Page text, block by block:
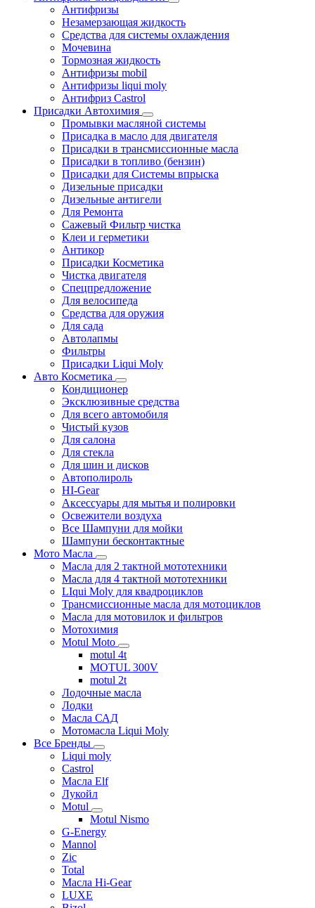
Антифризы
Незамерзающая жидкость
Средства для системы охлаждения
Мочевина
Тормозная жидкость
Антифризы mobil
Антифризы liqui moly
Антифриз Castrol
Присадки Автохимия
Промывки масляной системы
Присадка в масло для двигателя
Присадки в трансмиссионные масла
Присадки в топливо (бензин)
Присадки для Системы впрыска
Дизельные присадки
Дизельные антигели
Для Ремонта
Сажевый Фильтр чистка
Клеи и герметики
Антикор
Присадки Косметика
Чистка двигателя
Спецпредложение
Для велосипеда
Средства для оружия
Для сада
Автолапмы
Фильтры
Присадки Liqui Moly
Авто Косметика
Кондиционер
Эксклюзивные средства
Для всего автомобиля
Чистый кузов
Для салона
Для стекла
Для шин и дисков
Автополироль
HI-Gear
Аксессуары для мытья и полировки
Освежители воздуха
Все Шампуни для мойки
Шампуни бесконтактные
Мото Масла
Масла для 2 тактной мототехники
Масла для 4 тактной мототехники
LIqui Moly для квадроциклов
Трансмиссионные масла для мотоциклов
Масла для мотовилок и фильтров
Мотохимия
Motul Moto
motul 4t
MOTUL 300V
motul 2t
Лодочные масла
Лодки
Масла САД
Мотомасла Liqui Moly
Все Бренды
Liqui moly
Castrol
Масла Elf
Лукойл
Motul
Motul Nismo
G-Energy
Mannol
Zic
Total
Масла Hi-Gear
LUXE